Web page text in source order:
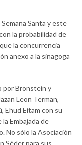
Santa y este
la probabilidad de
la concurrencia
anexo a la sinagoga
por Bronstein y
Leon Terman,
Ehud Eitam con su
Embajada de
No sólo la Asociación
Séder para sus